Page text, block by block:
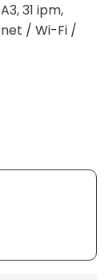
31 ipm,
/ Wi-Fi /